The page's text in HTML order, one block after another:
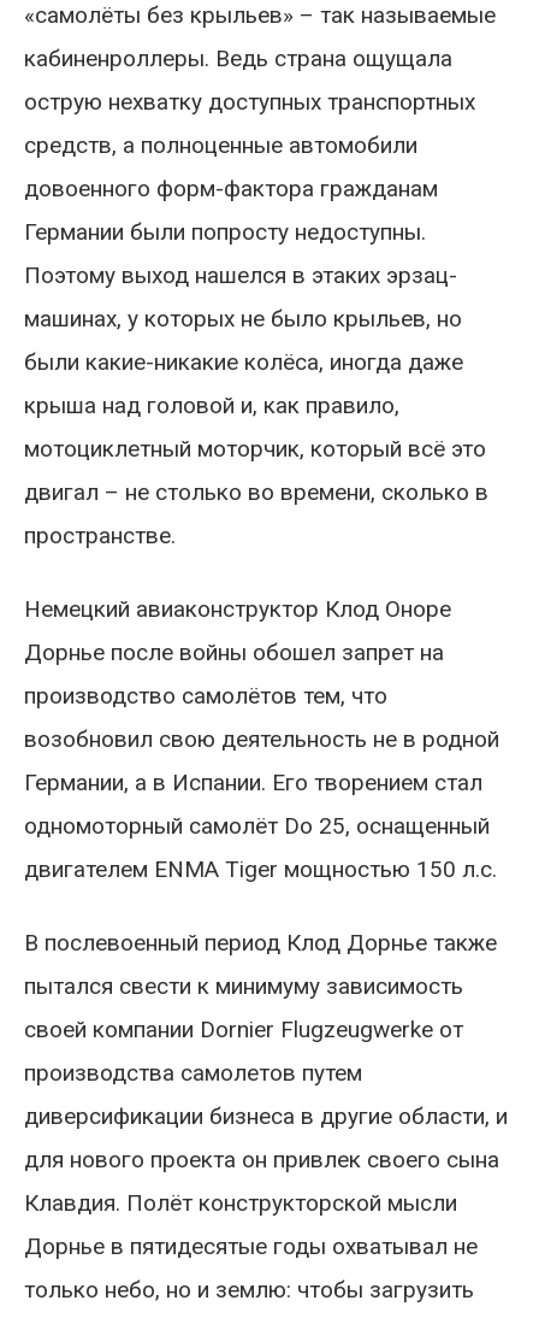
«самолёты без крыльев» – так называемые
кабиненроллеры. Ведь страна ощущала
острую нехватку доступных транспортных
средств, а полноценные автомобили
довоенного форм-фактора гражданам
Германии были попросту недоступны.
Поэтому выход нашелся в этаких эрзац-
машинах, у которых не было крыльев, но
были какие-никакие колёса, иногда даже
крыша над головой и, как правило,
мотоциклетный моторчик, который всё это
двигал – не столько во времени, сколько в
пространстве.
Немецкий авиаконструктор Клод Оноре
Дорнье после войны обошел запрет на
производство самолётов тем, что
возобновил свою деятельность не в родной
Германии, а в Испании. Его творением стал
одномоторный самолёт Do 25, оснащенный
двигателем ENMA Tiger мощностью 150 л.с.
В послевоенный период Клод Дорнье также
пытался свести к минимуму зависимость
своей компании Dornier Flugzeugwerke от
производства самолетов путем
диверсификации бизнеса в другие области, и
для нового проекта он привлек своего сына
Клавдия. Полёт конструкторской мысли
Дорнье в пятидесятые годы охватывал не
только небо, но и землю: чтобы загрузить